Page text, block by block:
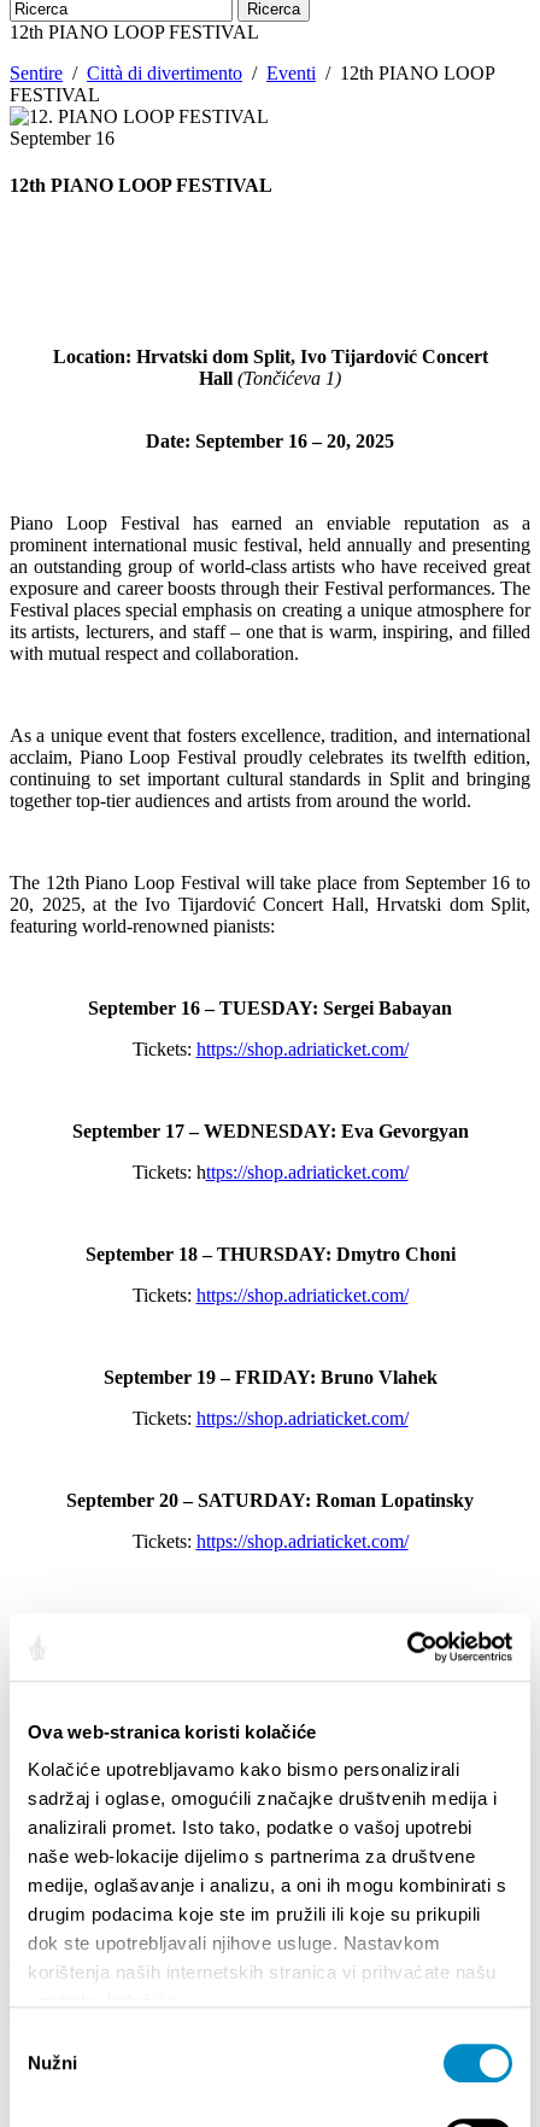
Ova web-stranica koristi kolačiće
Kolačiće upotrebljavamo kako bismo personalizirali
sadržaj i oglase, omogućili značajke društvenih medija i
analizirali promet. Isto tako, podatke o vašoj upotrebi
naše web-lokacije dijelimo s partnerima za društvene
medije, oglašavanje i analizu, a oni ih mogu kombinirati s
drugim podacima koje ste im pružili ili koje su prikupili
dok ste upotrebljavali njihove usluge. Nastavkom
korištenja naših internetskih stranica vi prihvaćate našu
pristanka
Nužni
Ricerca
12th PIANO LOOP FESTIVAL
Sentire / Città di divertimento / Eventi / 12th PIANO LOOP
FESTIVAL
September 16
12th PIANO LOOP FESTIVAL
Location: Hrvatski dom Split, Ivo Tijardović Concert
Hall (Tončićeva 1)
Date: September 16 – 20, 2025
Piano Loop Festival has earned an enviable reputation as a
prominent international music festival, held annually and presenting
an outstanding group of world-class artists who have received great
exposure and career boosts through their Festival performances. The
Festival places special emphasis on creating a unique atmosphere for
its artists, lecturers, and staff – one that is warm, inspiring, and filled
with mutual respect and collaboration.
As a unique event that fosters excellence, tradition, and international
acclaim, Piano Loop Festival proudly celebrates its twelfth edition,
continuing to set important cultural standards in Split and bringing
together top-tier audiences and artists from around the world.
The 12th Piano Loop Festival will take place from September 16 to
20, 2025, at the Ivo Tijardović Concert Hall, Hrvatski dom Split,
featuring world-renowned pianists:
September 16 – TUESDAY: Sergei Babayan
Tickets: https://shop.adriaticket.com/
September 17 – WEDNESDAY: Eva Gevorgyan
Tickets: https://shop.adriaticket.com/
September 18 – THURSDAY: Dmytro Choni
Tickets: https://shop.adriaticket.com/
September 19 – FRIDAY: Bruno Vlahek
Tickets: https://shop.adriaticket.com/
September 20 – SATURDAY: Roman Lopatinsky
Tickets: https://shop.adriaticket.com/
Quota:
Salienti
STUPA NA SNAGU POČETKOM 2027.- VAŽNA INFORMACIJA – IZDAVANJE
REGISTRACIJSKOG BROJA